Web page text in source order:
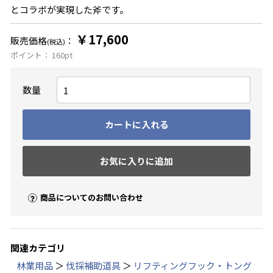
とコラボが実現した斧です。
販売価格(税込) ： ￥17,600
ポイント： 160pt
数量
カートに入れる
お気に入りに追加
商品についてのお問い合わせ
関連カテゴリ
林業用品 ＞伐採補助道具 ＞ リフティングフック・トング